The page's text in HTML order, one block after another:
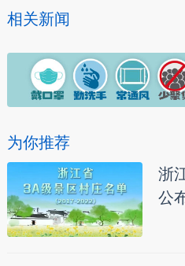
相关新闻
为你推荐
浙
公